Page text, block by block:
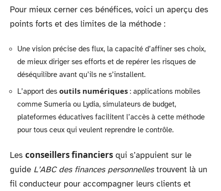
Pour mieux cerner ces bénéfices, voici un aperçu des
points forts et des limites de la méthode :
Une vision précise des flux, la capacité d’affiner ses choix,
de mieux diriger ses efforts et de repérer les risques de
déséquilibre avant qu’ils ne s’installent.
L’apport des outils numériques : applications mobiles
comme Sumeria ou Lydia, simulateurs de budget,
plateformes éducatives facilitent l’accès à cette méthode
pour tous ceux qui veulent reprendre le contrôle.
Les conseillers financiers qui s’appuient sur le
guide L’ABC des finances personnellestrouvent là un
fil conducteur pour accompagner leurs clients et